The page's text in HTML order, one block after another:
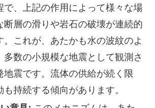
で、上記の作用によって様々な場
断層の滑りや岩石の破壊が連続的
。これが、あたかも水の波紋のよ
多数の小規模な地震として観測さ
地震です。流体の供給が続く限
も持続する傾向があります。